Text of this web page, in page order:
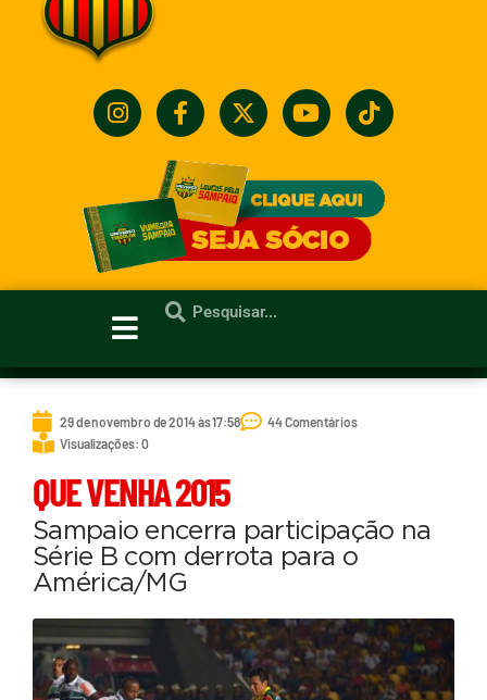
29 de novembro de 2014 às 17:58
44 Comentários
Visualizações: 0
QUE VENHA 2015
Sampaio encerra participação na
Série B com derrota para o
América/MG